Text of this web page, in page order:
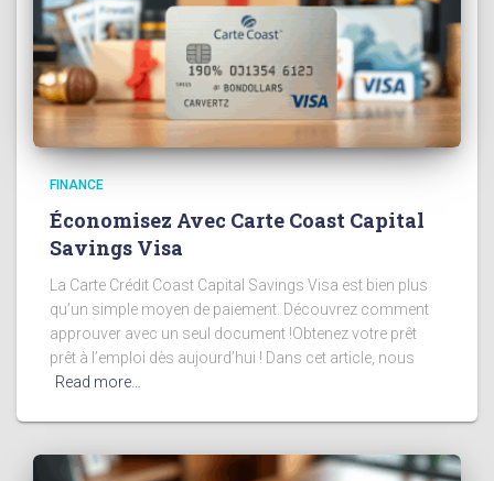
FINANCE
Économisez Avec Carte Coast Capital
Savings Visa
La Carte Crédit Coast Capital Savings Visa est bien plus
qu’un simple moyen de paiement. Découvrez comment
approuver avec un seul document !Obtenez votre prêt
prêt à l’emploi dès aujourd’hui ! Dans cet article, nous
Read more…